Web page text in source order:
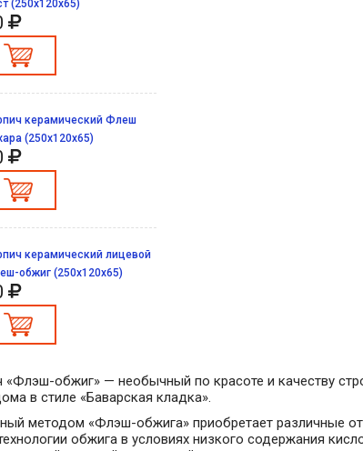
(250х120х65)
керамический Флеш
(250х120х65)
керамический лицевой
обжиг (250х120х65)
обжиг» — необычный по красоте и качеству
в стиле «Баварская кладка».
методом «Флэш-обжига» приобретает различные
обжига в условиях низкого содержания